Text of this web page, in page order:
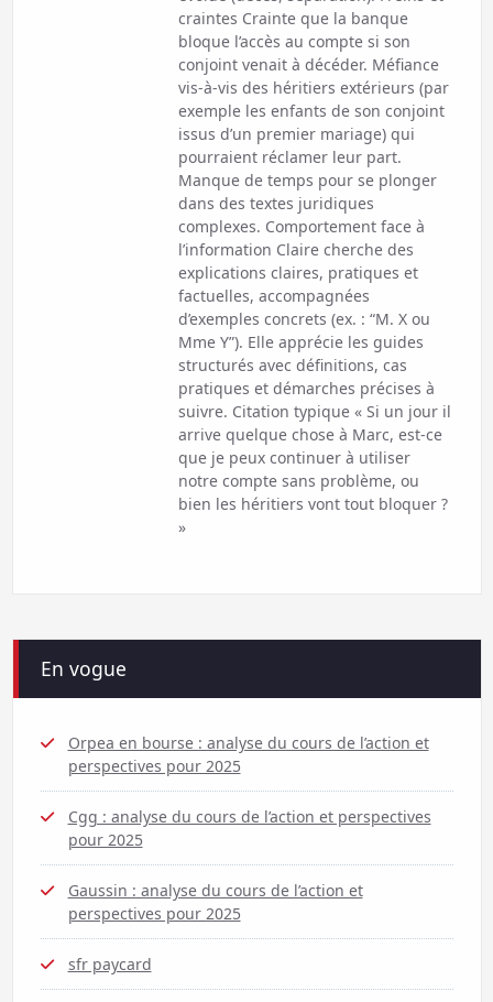
craintes Crainte que la banque
bloque l’accès au compte si son
conjoint venait à décéder. Méfiance
vis-à-vis des héritiers extérieurs (par
exemple les enfants de son conjoint
issus d’un premier mariage) qui
pourraient réclamer leur part.
Manque de temps pour se plonger
dans des textes juridiques
complexes. Comportement face à
l’information Claire cherche des
explications claires, pratiques et
factuelles, accompagnées
d’exemples concrets (ex. : “M. X ou
Mme Y”). Elle apprécie les guides
structurés avec définitions, cas
pratiques et démarches précises à
suivre. Citation typique « Si un jour il
arrive quelque chose à Marc, est-ce
que je peux continuer à utiliser
notre compte sans problème, ou
bien les héritiers vont tout bloquer ?
»
En vogue
Orpea en bourse : analyse du cours de l’action et
perspectives pour 2025
Cgg : analyse du cours de l’action et perspectives
pour 2025
Gaussin : analyse du cours de l’action et
perspectives pour 2025
sfr paycard